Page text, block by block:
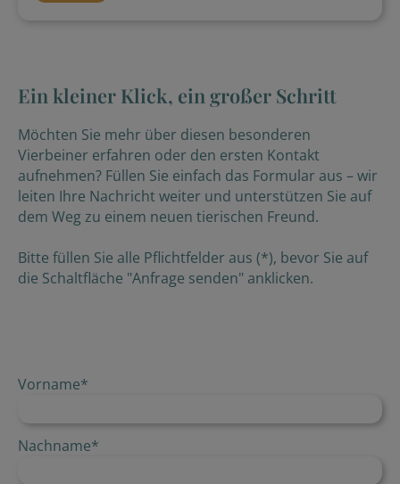
Ein kleiner Klick, ein großer Schritt
Möchten Sie mehr über diesen besonderen
Vierbeiner erfahren oder den ersten Kontakt
aufnehmen? Füllen Sie einfach das Formular aus – wir
leiten Ihre Nachricht weiter und unterstützen Sie auf
dem Weg zu einem neuen tierischen Freund.
Bitte füllen Sie alle Pflichtfelder aus (*), bevor Sie auf
die Schaltfläche "Anfrage senden" anklicken.
Vorname*
Nachname*